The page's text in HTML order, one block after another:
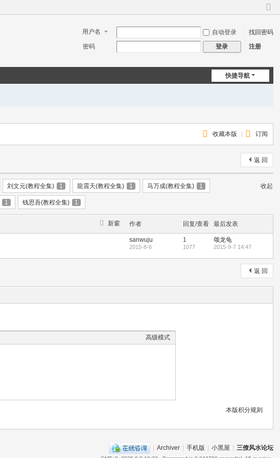
切
到
用户名 自动登录
找回密码
密码
登录 注册
快捷导航
收藏本版 订阅
返 回
收起
刘文元(教程全集) 1 龍震天(教程全集) 1 马万成(教程全集) 1
1 钱思吾(教程全集) 1
新窗 作者 回复/查看 最后发表
sanwuju
2015-8-6
1
1077
颂龙龟
2015-9-7 14:47
返 回
高级模式
本版积分规则
| Archiver | 手机版 | 小黑屋 | 三僚风水论坛